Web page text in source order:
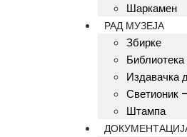
Шаркамен
РАД МУЗЕЈА
Збирке
Библиотека
Издавачка
Светионик
Штампа